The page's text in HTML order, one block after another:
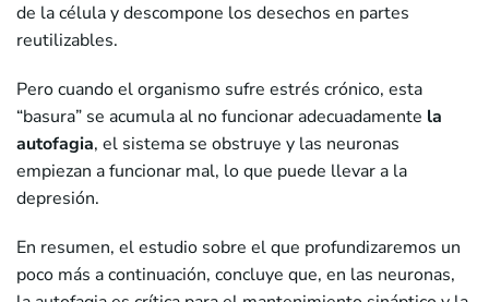
de la célula y descompone los desechos en partes
reutilizables.
Pero cuando el organismo sufre estrés crónico, esta
“basura” se acumula al no funcionar adecuadamente la
autofagia, el sistema se obstruye y las neuronas
empiezan a funcionar mal, lo que puede llevar a la
depresión.
En resumen, el estudio sobre el que profundizaremos un
poco más a continuación, concluye que, en las neuronas,